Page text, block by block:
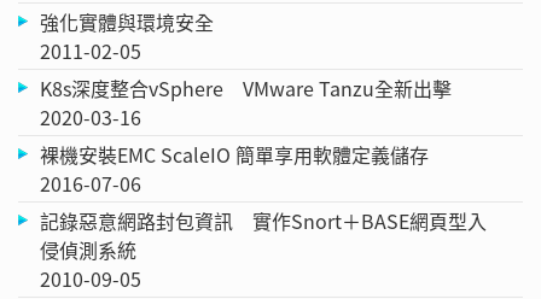
強化實體與環境安全
2011-02-05
K8s深度整合vSphere VMware Tanzu全新出擊
2020-03-16
裸機安裝EMC ScaleIO 簡單享用軟體定義儲存
2016-07-06
記錄惡意網路封包資訊 實作Snort＋BASE網頁型入
侵偵測系統
2010-09-05